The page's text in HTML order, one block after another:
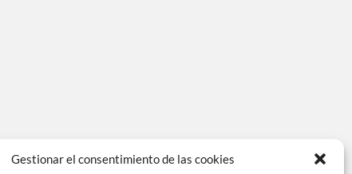
Gestionar el consentimiento de las cookies